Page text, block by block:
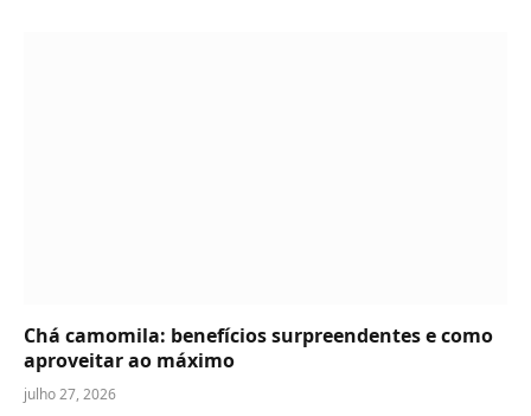
Chá camomila: benefícios surpreendentes e como
aproveitar ao máximo
julho 27, 2026